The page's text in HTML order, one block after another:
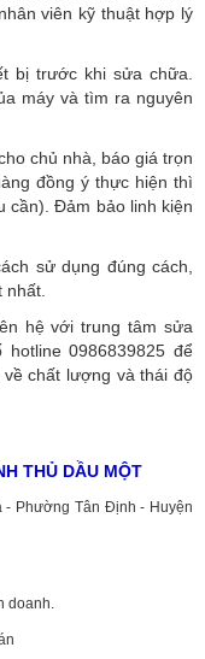
viên kỹ thuật hợp lý
bị trước khi sửa chữa.
máy và tìm ra nguyên
chủ nhà, báo giá trọn
đồng ý thực hiện thì
cần). Đảm bảo linh kiện
sử dụng đúng cách,
hệ với trung tâm sửa
0986839825 để
chất lượng và thái độ
THỦ DẦU MỘT
Phường Tân Định - Huyện
doanh.